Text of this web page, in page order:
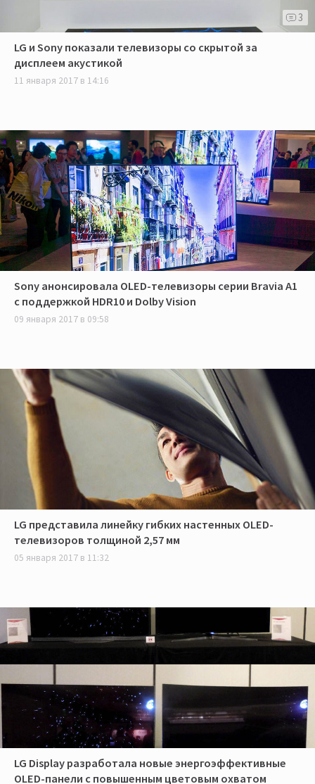
3
LG и Sony показали телевизоры со скрытой за
дисплеем акустикой
11 января 2017 в 14:16
Sony анонсировала OLED-телевизоры серии Bravia A1
с поддержкой HDR10 и Dolby Vision
09 января 2017 в 09:58
LG представила линейку гибких настенных OLED-
телевизоров толщиной 2,57 мм
05 января 2017 в 11:32
LG Display разработала новые энергоэффективные
OLED-панели с повышенным цветовым охватом